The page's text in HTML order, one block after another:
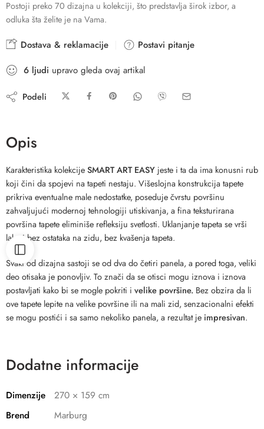
Postoji preko 70 dizajna u kolekciji, što predstavlja širok izbor, a
odluka šta želite je na Vama.
Dostava & reklamacije
Postavi pitanje
6 ljudi upravo gleda ovaj artikal
Podeli
Opis
Karakteristika kolekcijeSMART ART EASY jeste i ta da ima konusni rub
koji čini da spojevi na tapeti nestaju. Višeslojna konstrukcija tapete
prikriva eventualne male nedostatke, poseduje čvrstu površinu
zahvaljujući modernoj tehnologiji utiskivanja, a fina teksturirana
površina tapete eliminiše refleksiju svetlosti. Uklanjanje tapeta se vrši
lako i bez ostataka na zidu, bez kvašenja tapeta.
Svaki od dizajna sastoji se od dva do četiri panela, a pored toga, veliki
deo otisaka je ponovljiv. To znači da se otisci mogu iznova i iznova
postavljati kako bi se mogle pokriti i velike površine. Bez obzira da li
ove tapete lepite na velike površine ili na mali zid, senzacionalni efekti
se mogu postići i sa samo nekoliko panela, a rezultat je impresivan.
Dodatne informacije
Dimenzije
270 × 159 cm
Brend
Marburg